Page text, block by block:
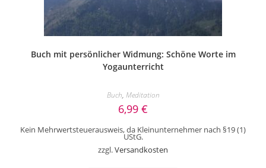
Buch mit persönlicher Widmung: Schöne Worte im
Yogaunterricht
Buch, Meditation
6,99 €
Kein Mehrwertsteuerausweis, da Kleinunternehmer nach §19 (1)
UStG.
zzgl.Versandkosten